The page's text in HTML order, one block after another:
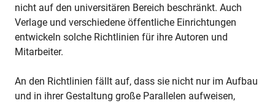
nicht auf den universitären Bereich beschränkt. Auch
Verlage und verschiedene öffentliche Einrichtungen
entwickeln solche Richtlinien für ihre Autoren und
Mitarbeiter.
An den Richtlinien fällt auf, dass sie nicht nur im Aufbau
und in ihrer Gestaltung große Parallelen aufweisen,